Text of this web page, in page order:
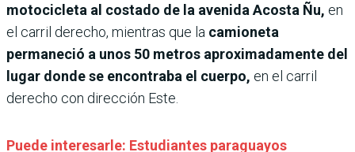
motocicleta al costado de la avenida Acosta Ñu, en
el carril derecho, mientras que la camioneta
permaneció a unos 50 metros aproximadamente del
lugar donde se encontraba el cuerpo, en el carril
derecho con dirección Este.
Puede interesarle: Estudiantes paraguayos